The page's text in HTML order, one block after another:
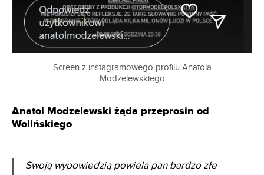
Screen z instagramowego profilu Anatola
Modzelewskiego
Anatol Modzelewski żąda przeprosin od
Wolińskiego
Swoją wypowiedzią powiela pan bardzo złe